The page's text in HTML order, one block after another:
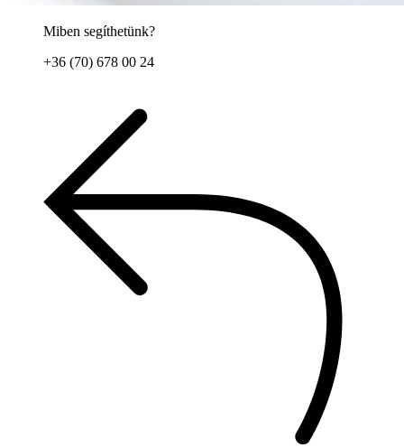
Miben segíthetünk?
+36 (70) 678 00 24